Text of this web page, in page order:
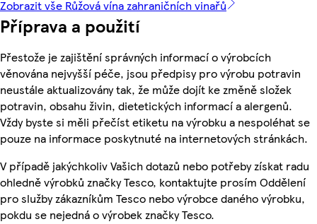
Zobrazit vše Růžová vína zahraničních vinařů
Příprava a použití
Přestože je zajištění správných informací o výrobcích
věnována nejvyšší péče, jsou předpisy pro výrobu potravin
neustále aktualizovány tak, že může dojít ke změně složek
potravin, obsahu živin, dietetických informací a alergenů.
Vždy byste si měli přečíst etiketu na výrobku a nespoléhat se
pouze na informace poskytnuté na internetových stránkách.
V případě jakýchkoliv Vašich dotazů nebo potřeby získat radu
ohledně výrobků značky Tesco, kontaktujte prosím Oddělení
pro služby zákazníkům Tesco nebo výrobce daného výrobku,
pokdu se nejedná o výrobek značky Tesco.